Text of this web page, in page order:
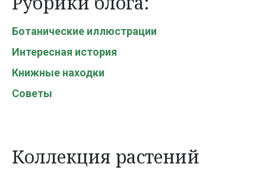
Ботанические иллюстрации
Интересная история
Книжные находки
Советы
Коллекция растений